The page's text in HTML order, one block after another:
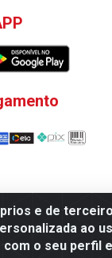
e de
ao
o seu perfil